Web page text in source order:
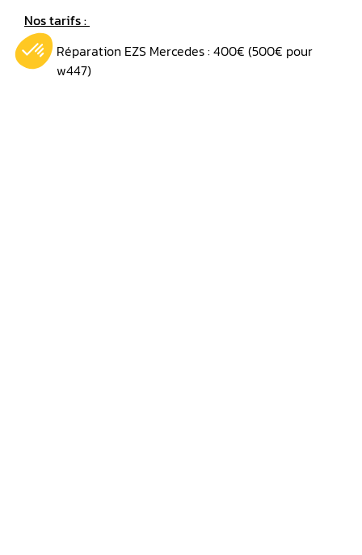
Nos tarifs :
Réparation EZS Mercedes : 400€ (500€ pour
w447)